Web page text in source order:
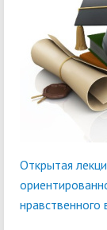
Открытая
нравственного